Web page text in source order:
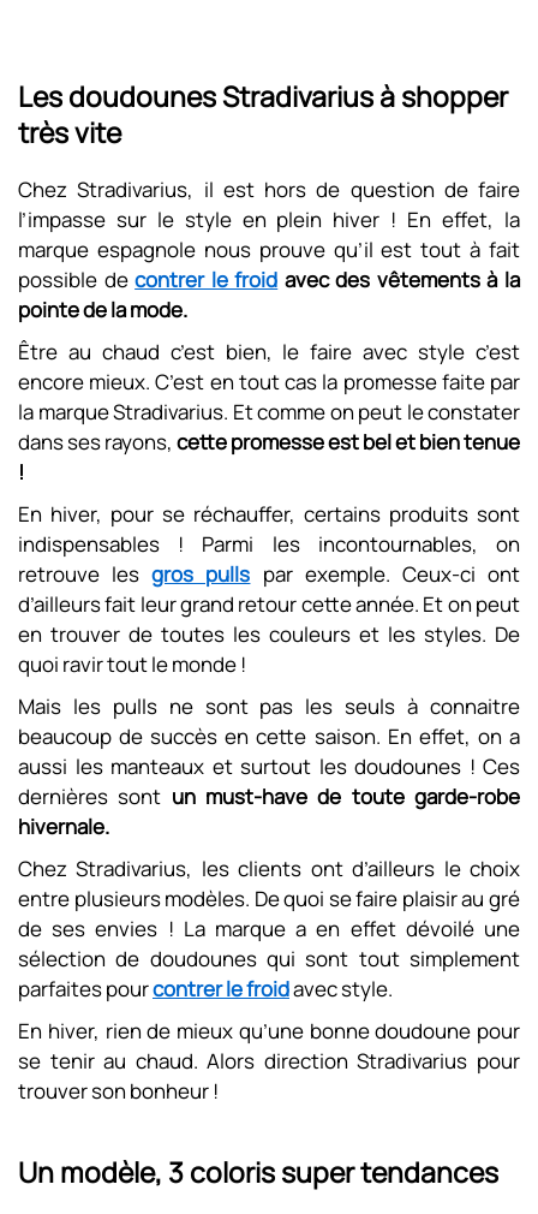
Les doudounes Stradivarius à shopper
très vite
Chez Stradivarius, il est hors de question de faire
l’impasse sur le style en plein hiver ! En effet, la
marque espagnole nous prouve qu’il est tout à fait
possible decontrer le froid avec des vêtements à la
pointe de la mode.
Être au chaud c’est bien, le faire avec style c’est
encore mieux. C’est en tout cas la promesse faite par
la marque Stradivarius. Et comme on peut le constater
dans ses rayons, cette promesse est bel et bien tenue
!
En hiver, pour se réchauffer, certains produits sont
indispensables ! Parmi les incontournables, on
retrouve lesgros pulls par exemple. Ceux-ci ont
d’ailleurs fait leur grand retour cette année. Et on peut
en trouver de toutes les couleurs et les styles. De
quoi ravir tout le monde !
Mais les pulls ne sont pas les seuls à connaitre
beaucoup de succès en cette saison. En effet, on a
aussi les manteaux et surtout les doudounes ! Ces
dernières sont un must-have de toute garde-robe
hivernale.
Chez Stradivarius, les clients ont d’ailleurs le choix
entre plusieurs modèles. De quoi se faire plaisir au gré
de ses envies ! La marque a en effet dévoilé une
sélection de doudounes qui sont tout simplement
parfaites pourcontrer le froidavec style.
En hiver, rien de mieux qu’une bonne doudoune pour
se tenir au chaud. Alors direction Stradivarius pour
trouver son bonheur !
Un modèle, 3 coloris super tendances